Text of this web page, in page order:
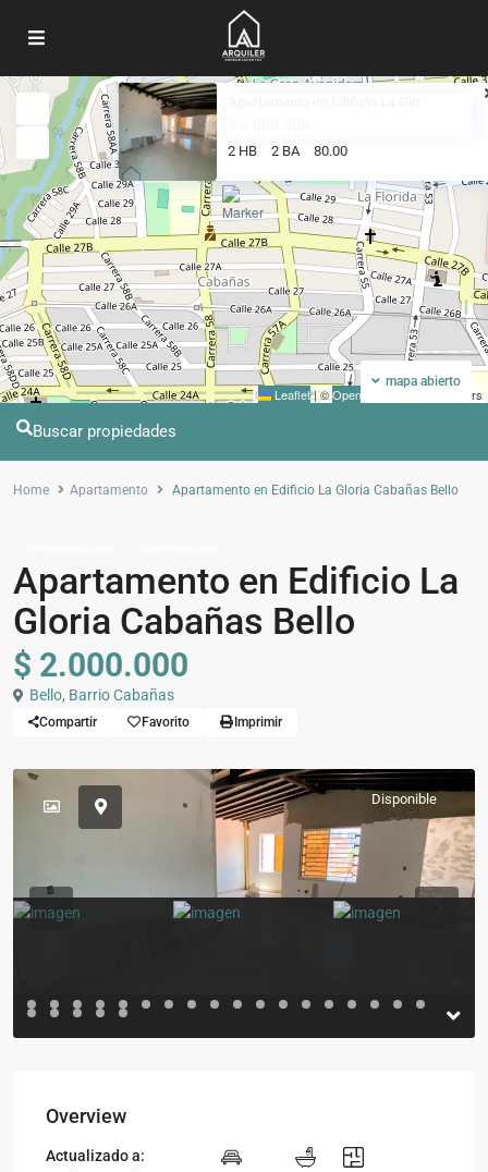
2 HB 2 BA 80.00
Leaflet| ©OpenStreetMap contributors
mapa abierto
Buscar propiedades
Home Apartamento Apartamento en Edificio La Gloria Cabañas Bello
Apartamento en Edificio La
Gloria Cabañas Bello
$ 2.000.000
Bello, Barrio Cabañas
Compartir Favorito Imprimir
Disponible
Previous
Overview
Actualizado a: